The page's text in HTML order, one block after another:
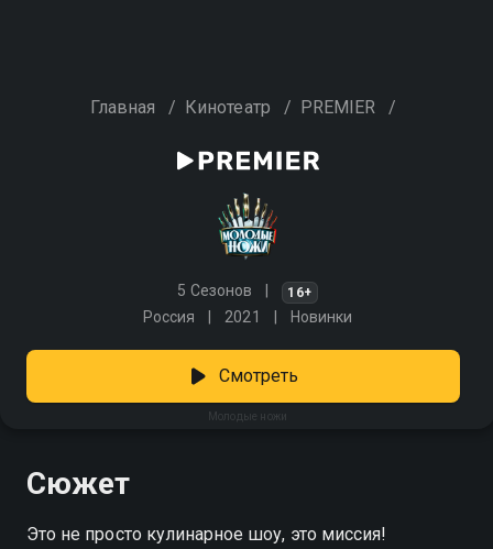
Главная / Кинотеатр / PREMIER /
5 Сезонов 16+
Россия 2021 Новинки
Молодые ножи
Смотреть
Сюжет
Это не просто кулинарное шоу, это миссия!